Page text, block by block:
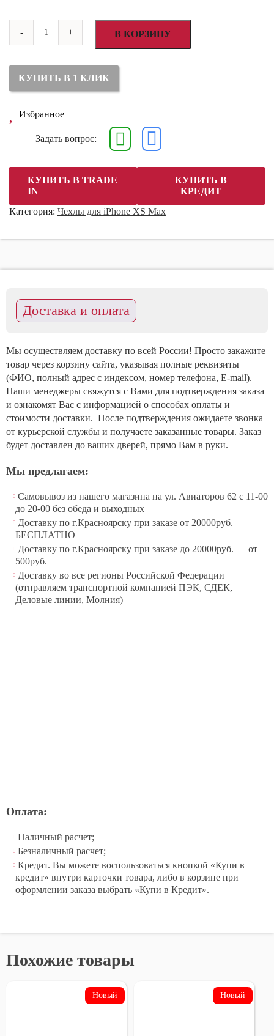
+
Количество
товара
Силиконовый
iPhone
XS
Max
(Black)
- В КОРЗИНУ
КУПИТЬ В 1 КЛИК
Задать вопрос:
Избранное
КУПИТЬ В TRADE
IN
КУПИТЬ В
КРЕДИТ
Категория: Чехлы для iPhone XS Max
Доставка и оплата
Мы осуществляем доставку по всей России! Просто закажите
товар через корзину сайта, указывая полные реквизиты
(ФИО, полный адрес с индексом, номер телефона, E-mail).
Наши менеджеры свяжутся с Вами для подтверждения заказа
и ознакомят Вас с информацией о способах оплаты и
стоимости доставки. После подтверждения ожидаете звонка
от курьерской службы и получаете заказанные товары. Заказ
будет доставлен до ваших дверей, прямо Вам в руки.
Мы предлагаем:
Самовывоз из нашего магазина на ул. Авиаторов 62 с 11-00
до 20-00 без обеда и выходных
Доставку по г.Красноярску при заказе от 20000руб. —
БЕСПЛАТНО
Доставку по г.Красноярску при заказе до 20000руб. — от
500руб.
Доставку во все регионы Российской Федерации
(отправляем транспортной компанией ПЭК, СДЕК,
Деловые линии, Молния)
Оплата:
Наличный расчет;
Безналичный расчет;
Кредит. Вы можете воспользоваться кнопкой «Купи в
кредит» внутри карточки товара, либо в корзине при
оформлении заказа выбрать «Купи в Кредит».
Похожие товары